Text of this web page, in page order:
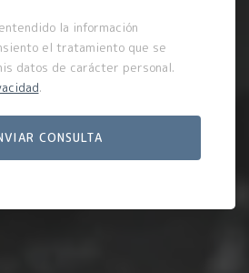
la información
el tratamiento que se
datos de carácter personal.
.